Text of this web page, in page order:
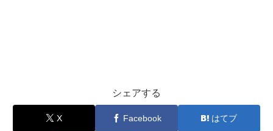
シェアする
X Facebook はてブ